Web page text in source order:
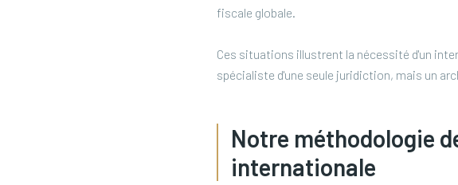
fiscale globale.
Ces situations illustrent la nécessité d'un
spécialiste d'une seule juridiction, mais un
Notre méthodologie
internationale